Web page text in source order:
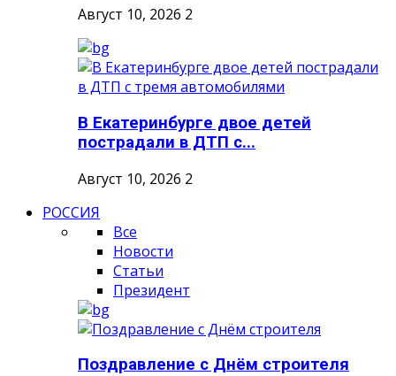
Август 10, 2026 2
В Екатеринбурге двое детей
пострадали в ДТП с...
Август 10, 2026 2
РОССИЯ
Все
Новости
Статьи
Президент
Поздравление с Днём строителя